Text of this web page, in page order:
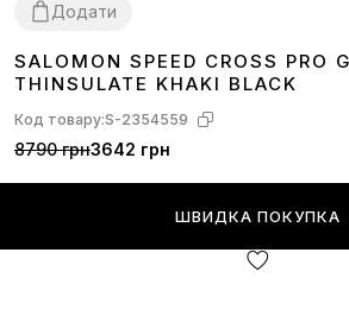
Додати
41424344 45 46
SALOMON SPEED CROSS PRO
THINSULATE KHAKI BLACK
Код товару:S-2354559
8790 грн3642 грн
ШВИДКА ПОКУПКА